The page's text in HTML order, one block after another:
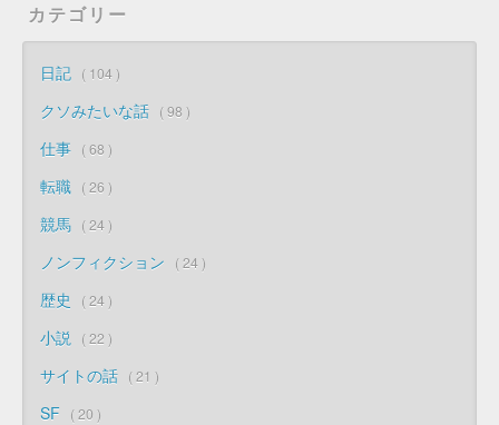
カテゴリー
日記 104
クソみたいな話 98
仕事 68
転職 26
競馬 24
ノンフィクション 24
歴史 24
小説 22
サイトの話 21
SF 20